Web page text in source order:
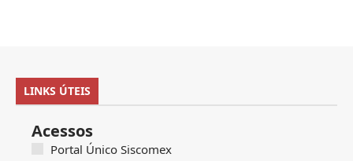
LINKS ÚTEIS
Acessos
Portal Único Siscomex